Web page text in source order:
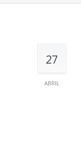
27
ABRIL